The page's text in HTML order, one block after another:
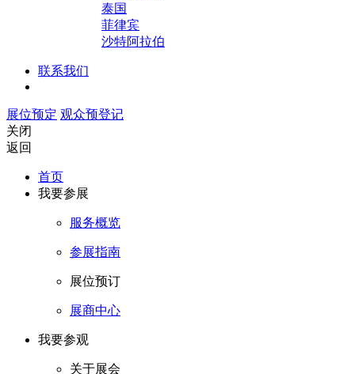
泰国
菲律宾
沙特阿拉伯
联系我们
展位预定 观众预登记
关闭
返回
首页
我要参展
服务概览
参展指南
展位预订
展商中心
我要参观
关于展会